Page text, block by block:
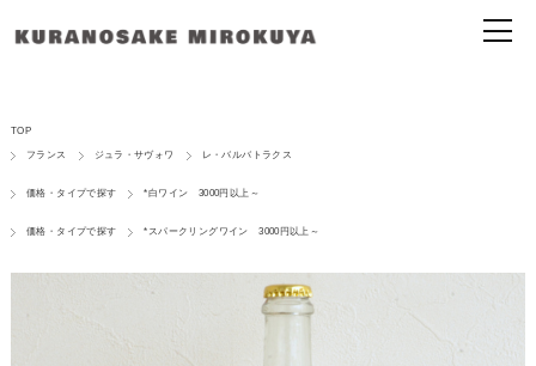
TOP
フランス ジュラ・サヴォワ レ・バルバトラクス
価格・タイプで探す *白ワイン 3000円以上～
価格・タイプで探す *スパークリングワイン 3000円以上～